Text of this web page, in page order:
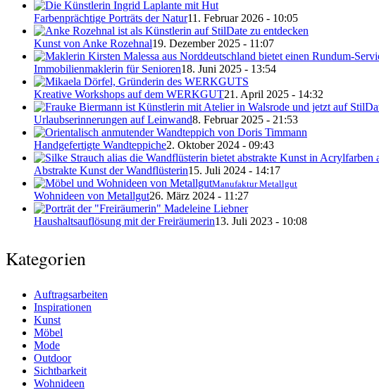
Farbenprächtige Porträts der Natur11. Februar 2026 - 10:05
Kunst von Anke Rozehnal19. Dezember 2025 - 11:07
Immobilienmaklerin für Senioren18. Juni 2025 - 13:54
Kreative Workshops auf dem WERKGUT21. April 2025 - 14:32
Urlaubserinnerungen auf Leinwand8. Februar 2025 - 21:53
Handgefertigte Wandteppiche2. Oktober 2024 - 09:43
Abstrakte Kunst der Wandflüsterin15. Juli 2024 - 14:17
Manufaktur Metallgut
Wohnideen von Metallgut26. März 2024 - 11:27
Haushaltsauflösung mit der Freiräumerin13. Juli 2023 - 10:08
Kategorien
Auftragsarbeiten
Inspirationen
Kunst
Möbel
Mode
Outdoor
Sichtbarkeit
Wohnideen